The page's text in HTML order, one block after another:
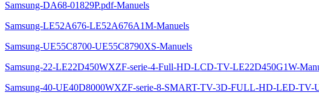
Samsung-DA68-01829P.pdf-Manuels
Samsung-LE52A676-LE52A676A1M-Manuels
Samsung-UE55C8700-UE55C8790XS-Manuels
Samsung-22-LE22D450WXZF-serie-4-Full-HD-LCD-TV-LE22D450G1W-
Samsung-40-UE40D8000WXZF-serie-8-SMART-TV-3D-FULL-HD-LED-TV-